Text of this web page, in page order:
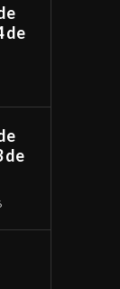
de
de